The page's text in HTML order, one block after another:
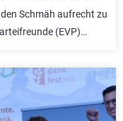
Schmäh aufrecht zu
(EVP)…